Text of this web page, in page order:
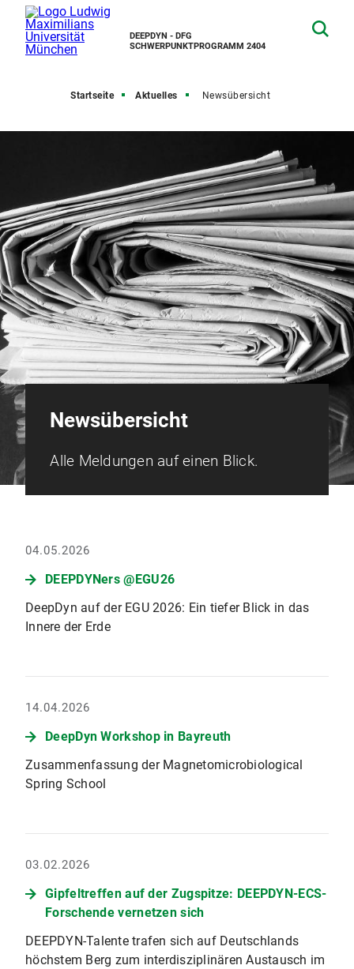
DEEPDYN - DFG
SCHWERPUNKTPROGRAMM 2404
Startseite Aktuelles Newsübersicht
Newsübersicht
Alle Meldungen auf einen Blick.
04.05.2026
DEEPDYNers @EGU26
DeepDyn auf der EGU 2026: Ein tiefer Blick in das
Innere der Erde
14.04.2026
DeepDyn Workshop in Bayreuth
Zusammenfassung der Magnetomicrobiological
Spring School
03.02.2026
Gipfeltreffen auf der Zugspitze: DEEPDYN-ECS-
Forschende vernetzen sich
DEEPDYN-Talente trafen sich auf Deutschlands
höchstem Berg zum interdisziplinären Austausch im